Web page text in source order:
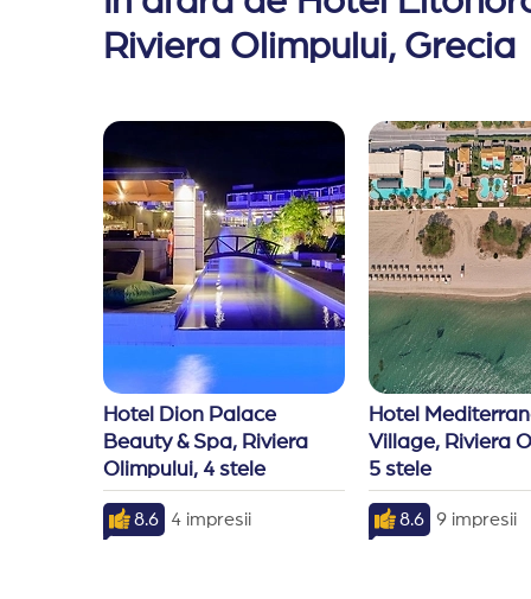
Riviera Olimpului, Grecia
Hotel Dion Palace
Beauty & Spa, Riviera
Olimpului, 4 stele
8.6 4 impresii
Hotel
Village, Riviera
5 stele
8.6 9 impresii